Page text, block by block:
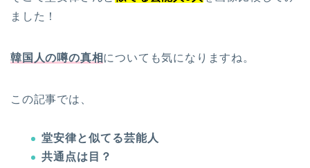
ました！
韓国人の噂の真相についても気になりますね。
この記事では、
堂安律と似てる芸能人
共通点は目？